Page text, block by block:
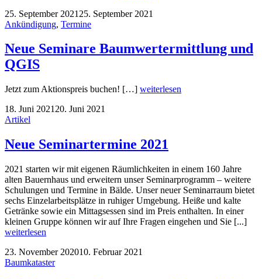
25. September 2021 25. September 2021
Ankündigung, Termine
Neue Seminare Baumwertermittlung und
QGIS
Jetzt zum Aktionspreis buchen! […] weiterlesen
18. Juni 2021 20. Juni 2021
Artikel
Neue Seminartermine 2021
2021 starten wir mit eigenen Räumlichkeiten in einem 160 Jahre
alten Bauernhaus und erweitern unser Seminarprogramm – weitere
Schulungen und Termine in Bälde. Unser neuer Seminarraum bietet
sechs Einzelarbeitsplätze in ruhiger Umgebung. Heiße und kalte
Getränke sowie ein Mittagsessen sind im Preis enthalten. In einer
kleinen Gruppe können wir auf Ihre Fragen eingehen und Sie [...]
weiterlesen
23. November 202010. Februar 2021
Baumkataster